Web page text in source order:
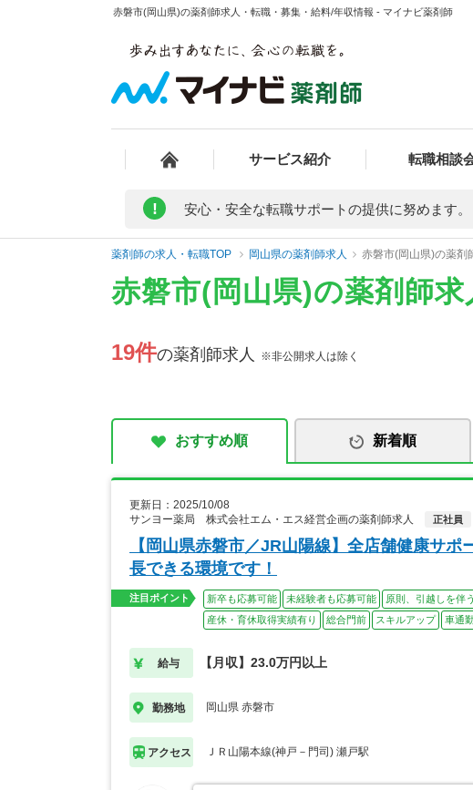
赤磐市(岡山県)の薬剤師求人・転職・募集・給料/年収情報 - マイナビ薬剤師
サービス紹介 転職相談
! 安心・安全な転職サポートの提供に努めます。
薬剤師の求人・転職TOP 岡山県の薬剤師求人 赤磐市(岡山県)の薬剤
赤磐市(岡山県)の薬剤師
19件の薬剤師求人 ※非公開求人は除く
おすすめ順 新着順
更新日：2025/10/08
サンヨー薬局 株式会社エム・エス経営企画の薬剤師求人
正社員
【岡山県赤磐市／JR山陽線】全店舗健康サ
長できる環境です！
注目ポイント 新卒も応募可能 未経験者も応募可能 原則、引越しを伴
産休・育休取得実績有り
総合門前 スキルアップ 車通
給与 【月収】23.0万円以上
勤務地 岡山県 赤磐市
アクセス ＪＲ山陽本線(神戸－門司) 瀬戸駅